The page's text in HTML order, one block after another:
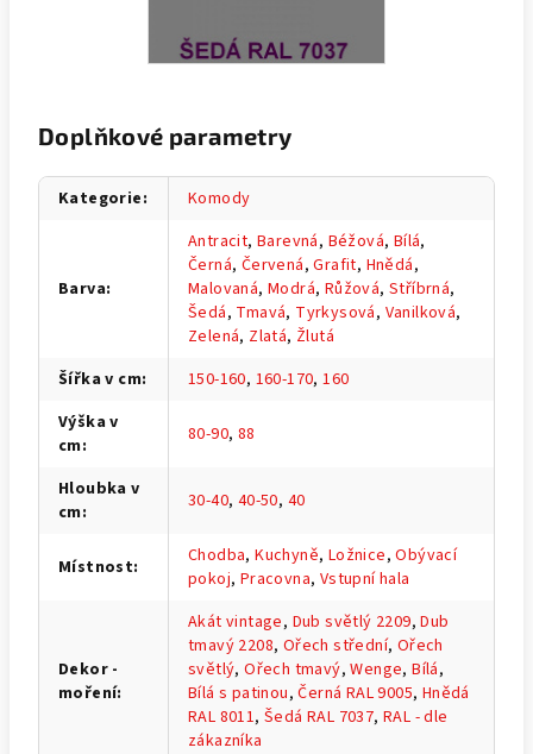
Doplňkové parametry
Kategorie: Komody
Barva:
Antracit,Barevná, Béžová, Bílá,
Černá, Červená,Grafit, Hnědá,
Malovaná,Modrá, Růžová,Stříbrná,
Šedá, Tmavá, Tyrkysová, Vanilková,
Zelená, Zlatá, Žlutá
Šířka v cm: 150-160, 160-170,160
Výška v
cm: 80-90, 88
Hloubka v
cm: 30-40, 40-50, 40
Místnost: Chodba,Kuchyně, Ložnice,Obývací
pokoj, Pracovna, Vstupní hala
Dekor -
moření:
Akát vintage, Dub světlý 2209,Dub
tmavý 2208, Ořech střední, Ořech
světlý,Ořech tmavý,Wenge,Bílá,
Bílá s patinou,Černá RAL 9005, Hnědá
RAL 8011,Šedá RAL 7037,RAL - dle
zákazníka